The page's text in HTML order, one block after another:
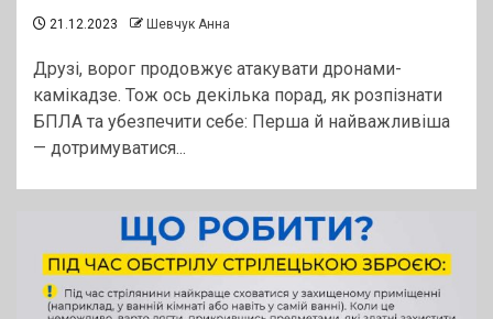
21.12.2023 Шевчук Анна
Друзі, ворог продовжує атакувати дронами-
камікадзе. Тож ось декілька порад, як розпізнати
БПЛА та убезпечити себе: Перша й найважливіша
— дотримуватися...